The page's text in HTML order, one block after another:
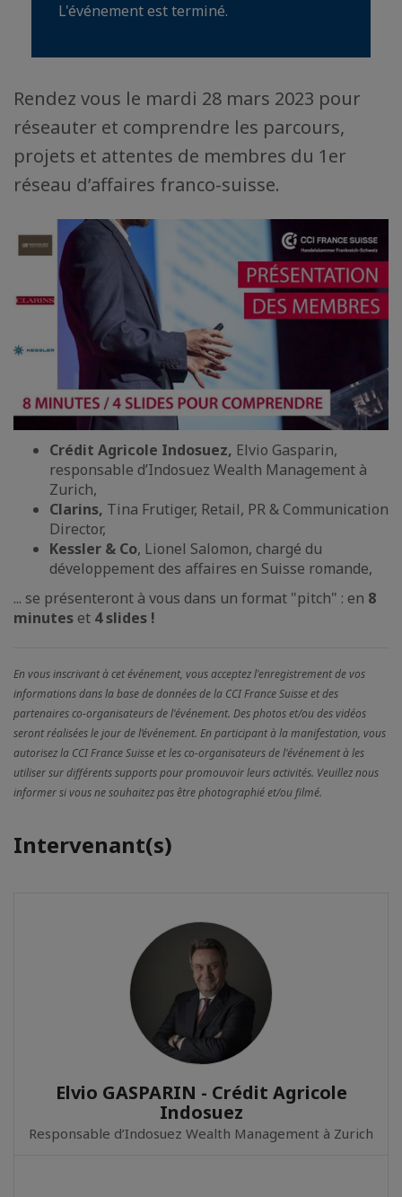
L'événement est terminé.
Rendez vous le mardi 28 mars 2023 pour
réseauter et comprendre les parcours,
projets et attentes de membres du 1er
réseau d’affaires franco-suisse.
Crédit Agricole Indosuez, Elvio Gasparin,
responsable d’Indosuez Wealth Management à
Zurich,
Clarins, Tina Frutiger, Retail, PR & Communication
Director,
Kessler & Co, Lionel Salomon, chargé du
développement des affaires en Suisse romande,
... se présenteront à vous dans un format "pitch" : en 8
minutes et 4 slides !
En vous inscrivant à cet événement, vous acceptez l'enregistrement de vos
informations dans la base de données de la CCI France Suisse et des
partenaires co-organisateurs de l'événement. Des photos et/ou des vidéos
seront réalisées le jour de l’événement. En participant à la manifestation, vous
autorisez la CCI France Suisse et les co-organisateurs de l'événement à les
utiliser sur différents supports pour promouvoir leurs activités. Veuillez nous
informer si vous ne souhaitez pas être photographié et/ou filmé.
Intervenant(s)
Elvio GASPARIN - Crédit Agricole
Indosuez
Responsable d’Indosuez Wealth Management à Zurich